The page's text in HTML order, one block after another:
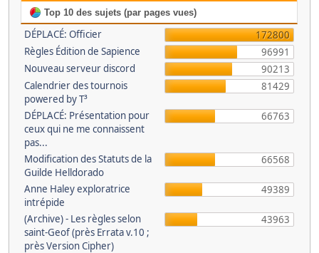
Top 10 des sujets (par pages vues)
DÉPLACÉ: Officier
172800
Règles Édition de Sapience
96991
Nouveau serveur discord
90213
Calendrier des tournois
powered by T³
81429
DÉPLACÉ: Présentation pour
ceux qui ne me connaissent
pas...
66763
Modification des Statuts de la
Guilde Helldorado
66568
Anne Haley exploratrice
intrépide
49389
(Archive) - Les règles selon
saint-Geof (près Errata v.10 ;
près Version Cipher)
43963